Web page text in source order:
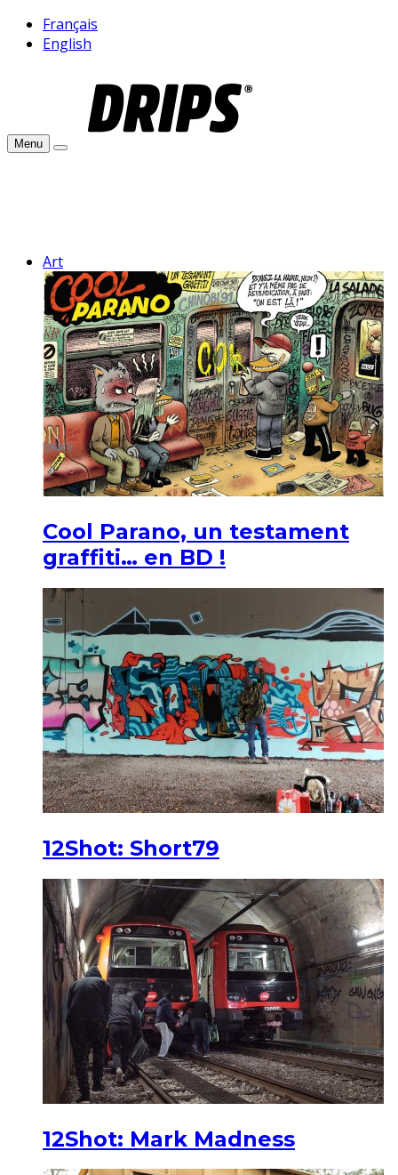
Français
English
Menu
Art
Cool Parano, un testament
graffiti… en BD !
12Shot: Short79
12Shot: Mark Madness